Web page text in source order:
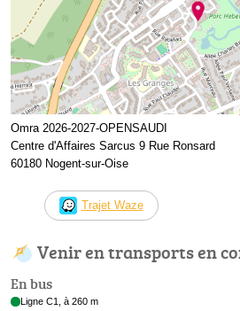
Omra 2026-2027-OPENSAUDI
Centre d'Affaires Sarcus 9 Rue Ronsard
60180 Nogent-sur-Oise
Trajet Waze
Venir en transports en
En bus
Ligne C1, à 260 m